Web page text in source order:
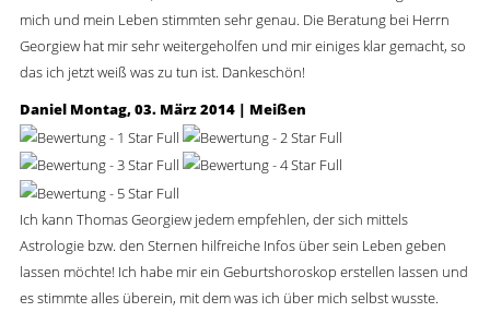
mich und mein Leben stimmten sehr genau. Die Beratung bei Herrn
Georgiew hat mir sehr weitergeholfen und mir einiges klar gemacht, so
das ich jetzt weiß was zu tun ist. Dankeschön!
Daniel Montag, 03. März 2014 | Meißen
Ich kann Thomas Georgiew jedem empfehlen, der sich mittels
Astrologie bzw. den Sternen hilfreiche Infos über sein Leben geben
lassen möchte! Ich habe mir ein Geburtshoroskop erstellen lassen und
es stimmte alles überein, mit dem was ich über mich selbst wusste.